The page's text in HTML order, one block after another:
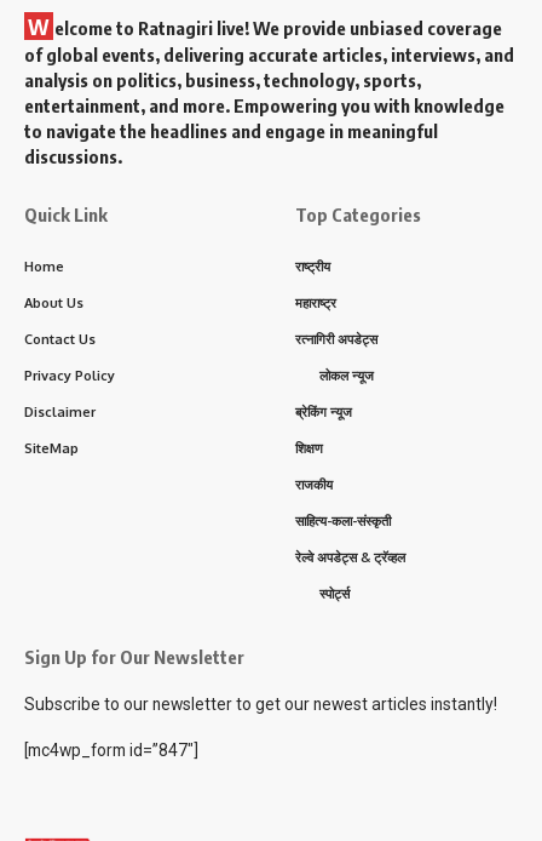
W elcome to Ratnagiri live! We provide unbiased coverage
of global events, delivering accurate articles, interviews, and
analysis on politics, business, technology, sports,
entertainment, and more. Empowering you with knowledge
to navigate the headlines and engage in meaningful
discussions.
Quick Link
Home
About Us
Contact Us
Privacy Policy
Disclaimer
SiteMap
Top Categories
राष्ट्रीय
महाराष्ट्र
रत्नागिरी अपडेट्स
लोकल न्यूज
ब्रेकिंग न्यूज
शिक्षण
राजकीय
साहित्य-कला-संस्कृती
रेल्वे अपडेट्स & ट्रॅव्हल
स्पोर्ट्स
Sign Up for Our Newsletter
Subscribe to our newsletter to get our newest articles instantly!
[mc4wp_form id=”847″]